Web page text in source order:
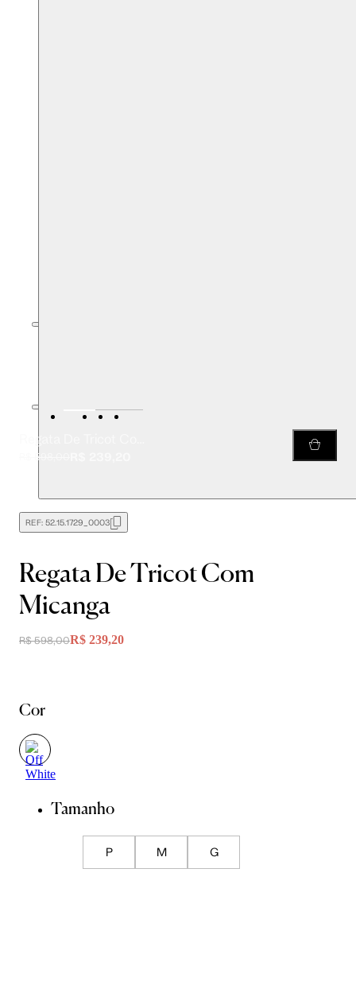
R$ 598,00
REF: 52.15.1729_0003
Regata De Tricot Com
Micanga
R$ 598,00R$ 239,20
Cor
Tamanho
P M G